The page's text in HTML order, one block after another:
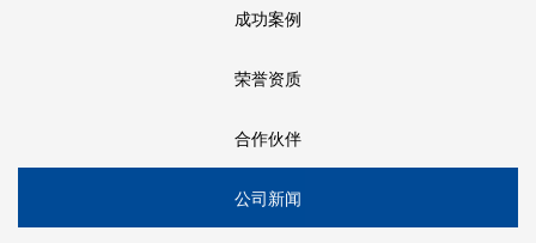
成功案例
荣誉资质
合作伙伴
公司新闻